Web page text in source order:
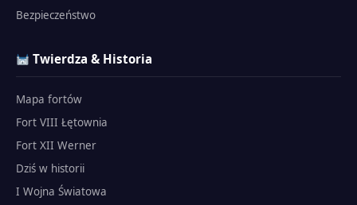
Bezpieczeństwo
Twierdza & Historia
Mapa fortów
Fort VIII Łętownia
Fort XII Werner
Dziś w historii
I Wojna Światowa